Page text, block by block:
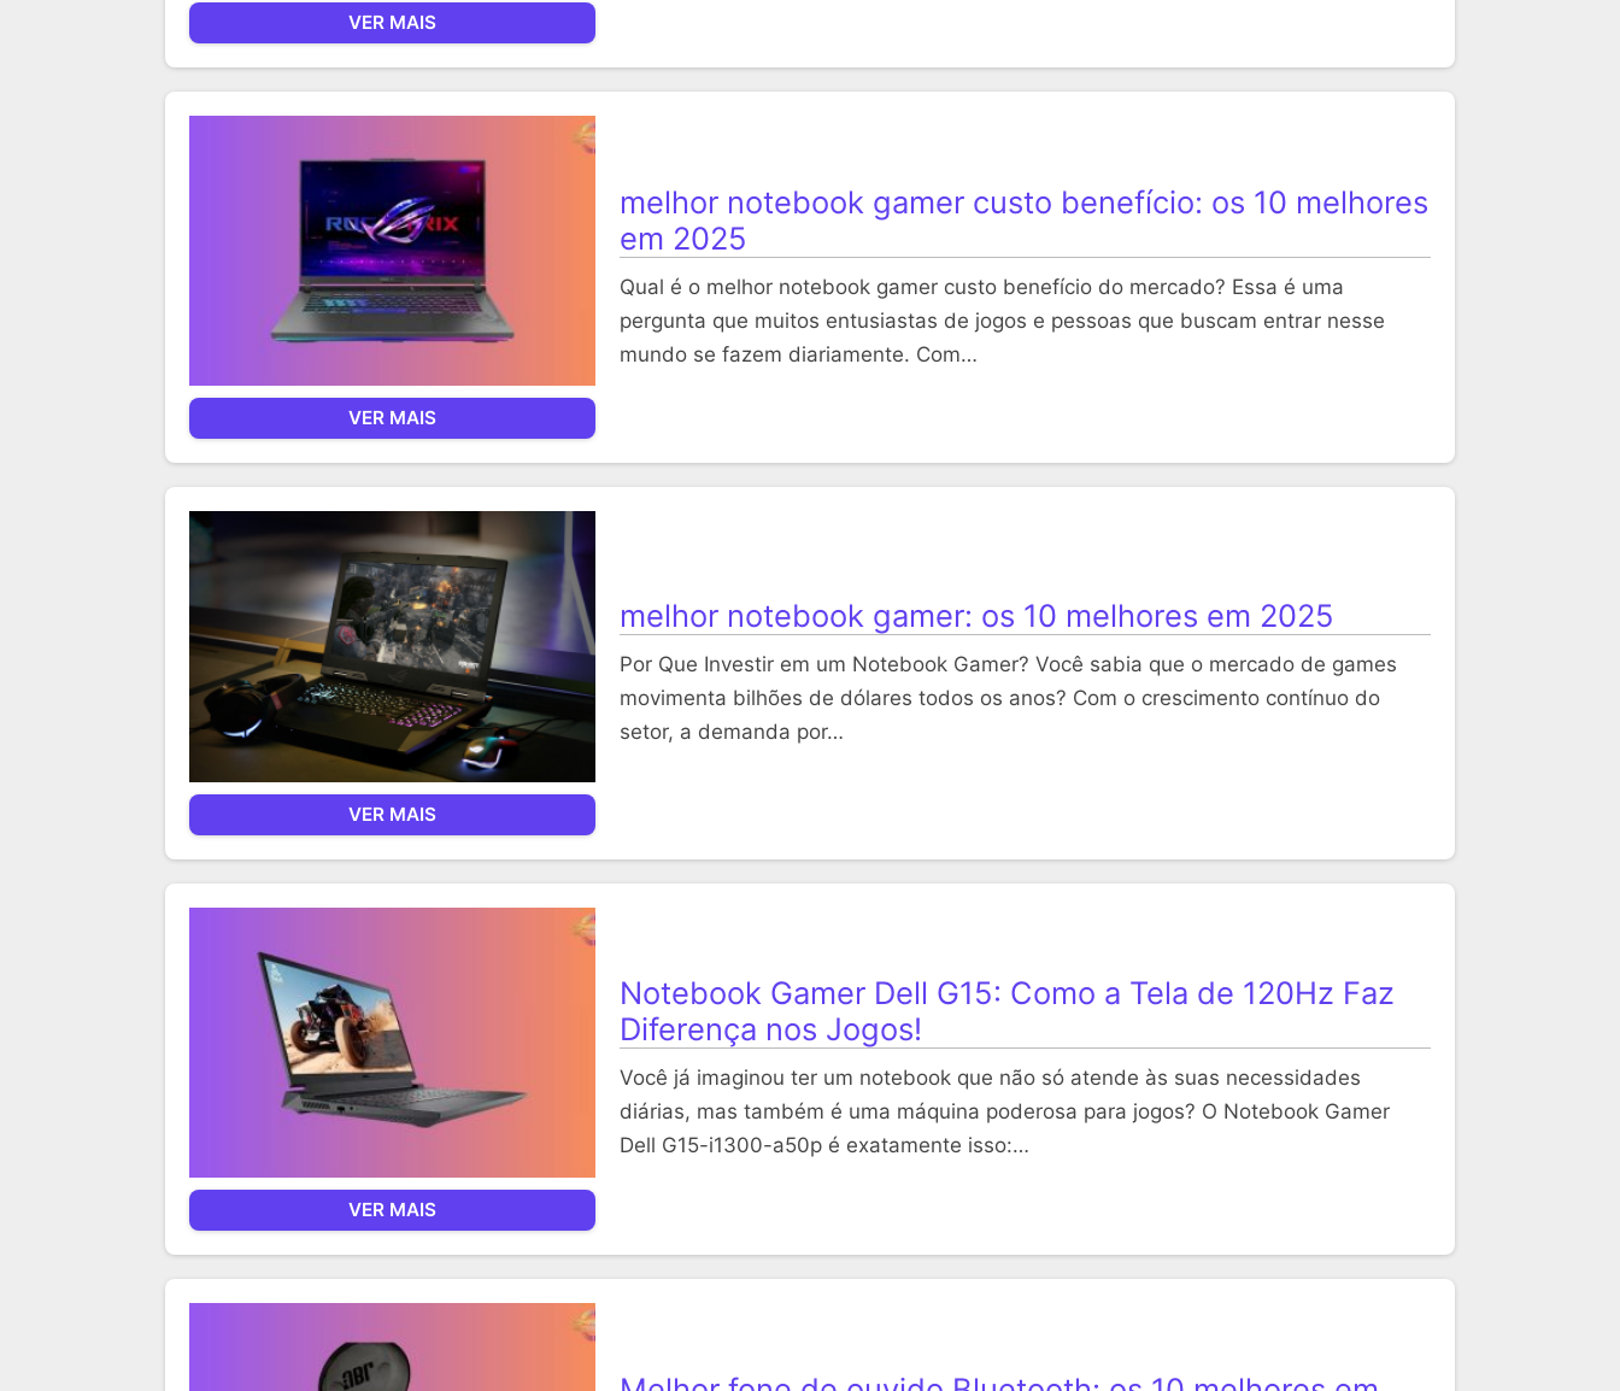
VER MAIS
VER MAIS
melhor notebook gamer custo benefício: os 10 melhores
em 2025
Qual é o melhor notebook gamer custo benefício do mercado? Essa é uma
pergunta que muitos entusiastas de jogos e pessoas que buscam entrar nesse
mundo se fazem diariamente. Com…
VER MAIS
melhor notebook gamer: os 10 melhores em 2025
Por Que Investir em um Notebook Gamer? Você sabia que o mercado de games
movimenta bilhões de dólares todos os anos? Com o crescimento contínuo do
setor, a demanda por…
VER MAIS
Notebook Gamer Dell G15: Como a Tela de 120Hz Faz
Diferença nos Jogos!
Você já imaginou ter um notebook que não só atende às suas necessidades
diárias, mas também é uma máquina poderosa para jogos? O Notebook Gamer
Dell G15-i1300-a50p é exatamente isso:…